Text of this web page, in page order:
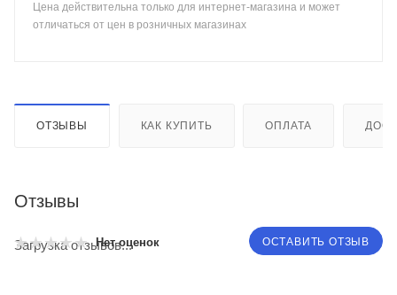
Цена действительна только для интернет-магазина и может
отличаться от цен в розничных магазинах
ОТЗЫВЫ КАК КУПИТЬ ОПЛАТА
Отзывы
Нет оценок ОСТАВИТЬ ОТЗЫВ
Загрузка отзывов...